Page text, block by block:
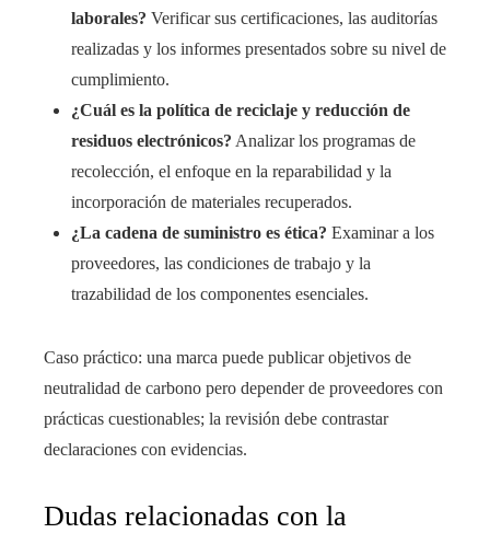
laborales? Verificar sus certificaciones, las auditorías
realizadas y los informes presentados sobre su nivel de
cumplimiento.
¿Cuál es la política de reciclaje y reducción de
residuos electrónicos? Analizar los programas de
recolección, el enfoque en la reparabilidad y la
incorporación de materiales recuperados.
¿La cadena de suministro es ética? Examinar a los
proveedores, las condiciones de trabajo y la
trazabilidad de los componentes esenciales.
Caso práctico: una marca puede publicar objetivos de
neutralidad de carbono pero depender de proveedores con
prácticas cuestionables; la revisión debe contrastar
declaraciones con evidencias.
Dudas relacionadas con la